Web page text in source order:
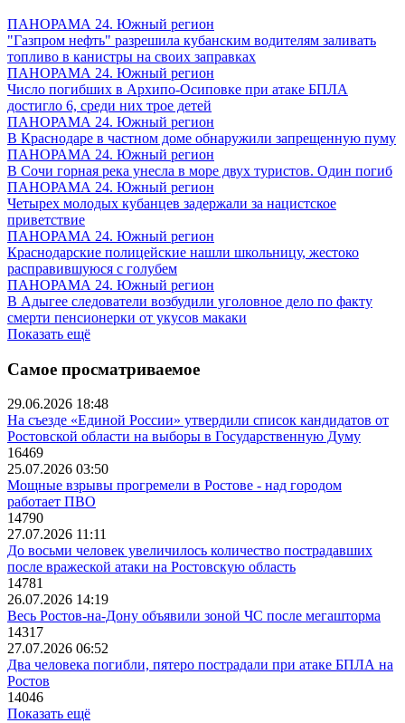
ПАНОРАМА 24. Южный регион
"Газпром нефть" разрешила кубанским водителям заливать
топливо в канистры на своих заправках
ПАНОРАМА 24. Южный регион
Число погибших в Архипо-Осиповке при атаке БПЛА
достигло 6, среди них трое детей
ПАНОРАМА 24. Южный регион
В Краснодаре в частном доме обнаружили запрещенную пуму
ПАНОРАМА 24. Южный регион
В Сочи горная река унесла в море двух туристов. Один погиб
ПАНОРАМА 24. Южный регион
Четырех молодых кубанцев задержали за нацистское
приветствие
ПАНОРАМА 24. Южный регион
Краснодарские полицейские нашли школьницу, жестоко
расправившуюся с голубем
ПАНОРАМА 24. Южный регион
В Адыгее следователи возбудили уголовное дело по факту
смерти пенсионерки от укусов макаки
Показать ещё
Самое просматриваемое
29.06.2026 18:48
На съезде «Единой России» утвердили список кандидатов от
Ростовской области на выборы в Государственную Думу
16469
25.07.2026 03:50
Мощные взрывы прогремели в Ростове - над городом
работает ПВО
14790
27.07.2026 11:11
До восьми человек увеличилось количество пострадавших
после вражеской атаки на Ростовскую область
14781
26.07.2026 14:19
Весь Ростов-на-Дону объявили зоной ЧС после мегашторма
14317
27.07.2026 06:52
Два человека погибли, пятеро пострадали при атаке БПЛА на
Ростов
14046
Показать ещё